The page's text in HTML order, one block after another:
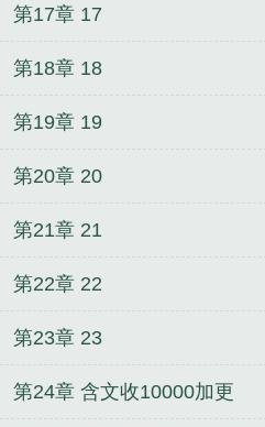
第17章 17
第18章 18
第19章 19
第20章 20
第21章 21
第22章 22
第23章 23
第24章 含文收10000加更